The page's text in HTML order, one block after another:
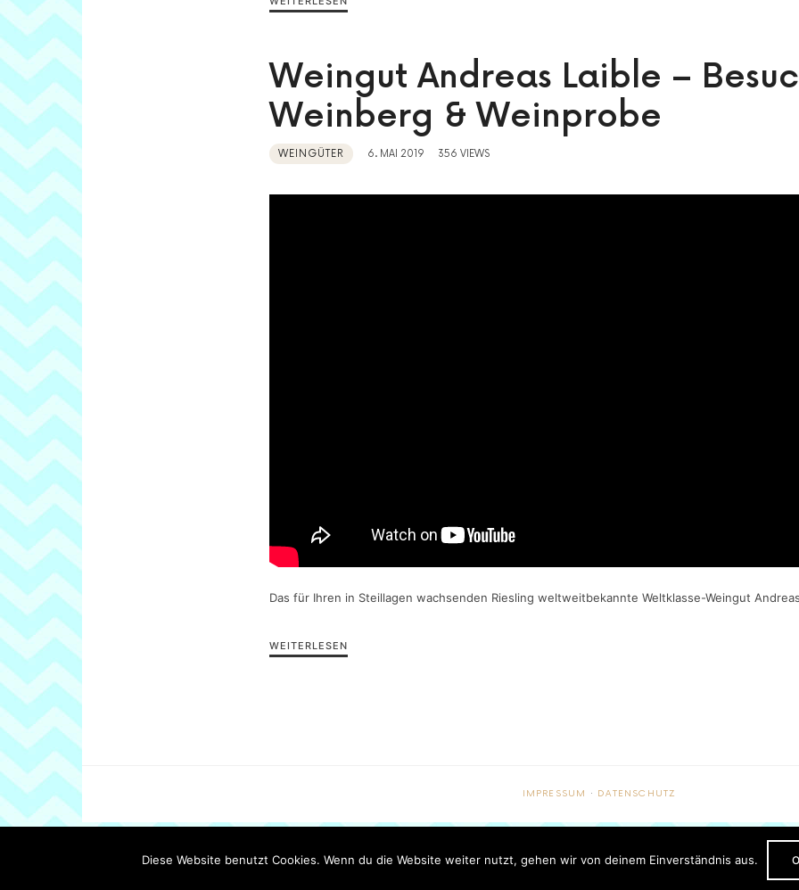
Weingut Andreas Laible –
Weinberg & Weinprobe
WEINGÜTER 6. MAI 2019 356 VIEWS
Das für Ihren in Steillagen wachsenden Riesling weltweitbekannte Weltklasse-Weingut
WEITERLESEN
IMPRESSUM · DATENSCHUTZ
Diese Website benutzt Cookies. Wenn du die Website weiter nutzt, gehen wir von deinem Einverständnis aus.